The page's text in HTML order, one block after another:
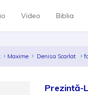
Video Biblia
Maxime Denisa Scarlat
Prezintă-